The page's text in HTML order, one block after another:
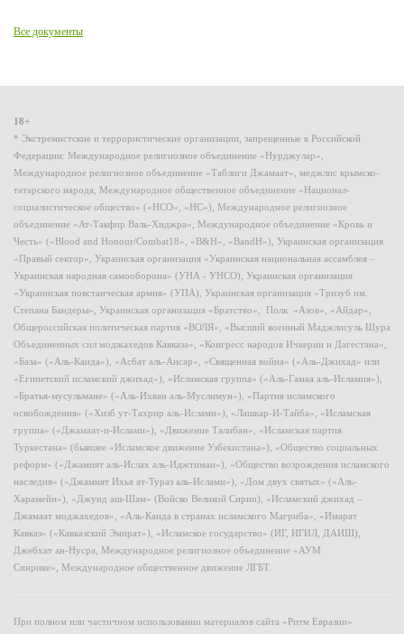
Все документы
18+
* Экстремистские и террористические организации, запрещенные в Российской
Федерации: Международное религиозное объединение «Нурджулар»,
Международное религиозное объединение «Таблиги Джамаат», меджлис крымско-
татарского народа, Международное общественное объединение «Национал-
социалистическое общество» («НСО», «НС»), Международное религиозное
объединение «Ат-Такфир Валь-Хиджра», Международное объединение «Кровь и
Честь» («Blood and Honour/Combat18», «B&H», «BandH»), Украинская организация
«Правый сектор», Украинская организация «Украинская национальная ассамблея –
Украинская народная самооборона» (УНА - УНСО), Украинская организация
«Украинская повстанческая армия» (УПА), Украинская организация «Тризуб им.
Степана Бандеры», Украинская организация «Братство», Полк «Азов», «Айдар»,
Общероссийская политическая партия «ВОЛЯ», «Высший военный Маджлисуль Шура
Объединенных сил моджахедов Кавказа», «Конгресс народов Ичкерии и Дагестана»,
«База» («Аль-Каида»), «Асбат аль-Ансар», «Священная война» («Аль-Джихад» или
«Египетский исламский джихад»), «Исламская группа» («Аль-Гамаа аль-Исламия»),
«Братья-мусульмане» («Аль-Ихван аль-Муслимун»), «Партия исламского
освобождения» («Хизб ут-Тахрир аль-Ислами»), «Лашкар-И-Тайба», «Исламская
группа» («Джамаат-и-Ислами»), «Движение Талибан», «Исламская партия
Туркестана» (бывшее «Исламское движение Узбекистана»), «Общество социальных
реформ» («Джамият аль-Ислах аль-Иджтимаи»), «Общество возрождения исламского
наследия» («Джамият Ихья ат-Тураз аль-Ислами»), «Дом двух святых» («Аль-
Харамейн»), «Джунд аш-Шам» (Войско Великой Сирии), «Исламский джихад –
Джамаат моджахедов», «Аль-Каида в странах исламского Магриба», «Имарат
Кавказ» («Кавказский Эмират»), «Исламское государство» (ИГ, ИГИЛ, ДАИШ),
Джебхат ан-Нусра, Международное религиозное объединение «АУМ
Синрике», Международное общественное движение ЛГБТ.
При полном или частичном использовании материалов сайта «Ритм Евразии»